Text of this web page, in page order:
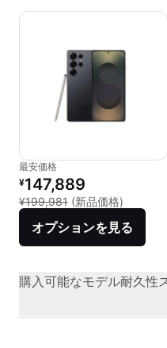
最安価格
リファービッシュ品の価格：
¥147,889
¥199,981 (新品価格) 新品と
オプションを見る
購入可能なモデル耐久性